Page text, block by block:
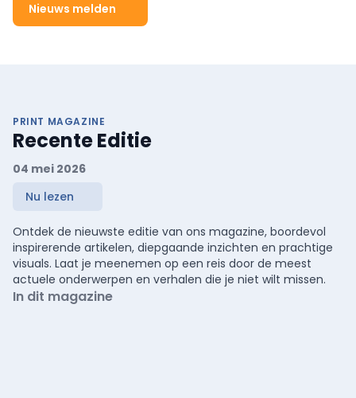
Nieuws melden
PRINT MAGAZINE
Recente Editie
04 mei 2026
Nu lezen
Ontdek de nieuwste editie van ons magazine, boordevol
inspirerende artikelen, diepgaande inzichten en prachtige
visuals. Laat je meenemen op een reis door de meest
actuele onderwerpen en verhalen die je niet wilt missen.
In dit magazine